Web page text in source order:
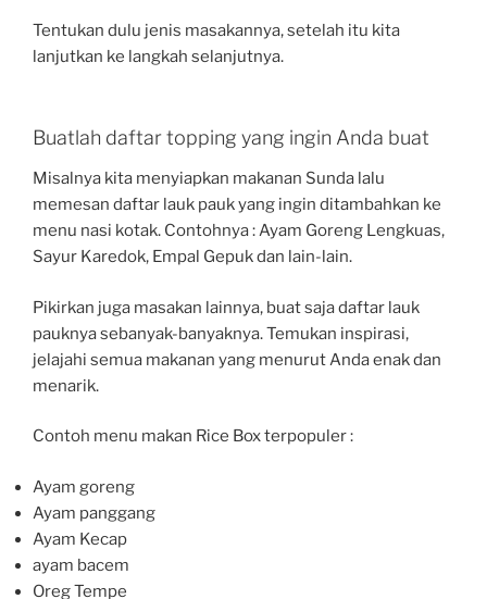
Tentukan dulu jenis masakannya, setelah itu kita
lanjutkan ke langkah selanjutnya.
Buatlah daftar topping yang ingin Anda buat
Misalnya kita menyiapkan makanan Sunda lalu
memesan daftar lauk pauk yang ingin ditambahkan ke
menu nasi kotak. Contohnya : Ayam Goreng Lengkuas,
Sayur Karedok, Empal Gepuk dan lain-lain.
Pikirkan juga masakan lainnya, buat saja daftar lauk
pauknya sebanyak-banyaknya. Temukan inspirasi,
jelajahi semua makanan yang menurut Anda enak dan
menarik.
Contoh menu makan Rice Box terpopuler :
Ayam goreng
Ayam panggang
Ayam Kecap
ayam bacem
Oreg Tempe